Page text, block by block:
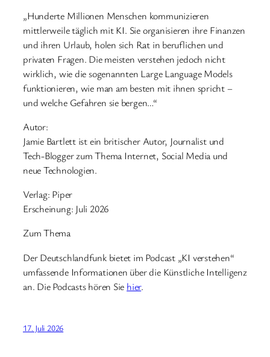
„Hunderte Millionen Menschen kommunizieren
mittlerweile täglich mit KI. Sie organisieren ihre Finanzen
und ihren Urlaub, holen sich Rat in beruflichen und
privaten Fragen. Die meisten verstehen jedoch nicht
wirklich, wie die sogenannten Large Language Models
funktionieren, wie man am besten mit ihnen spricht –
und welche Gefahren sie bergen…“
Autor:
Jamie Bartlett ist ein britischer Autor, Journalist und
Tech-Blogger zum Thema Internet, Social Media und
neue Technologien.
Verlag: Piper
Erscheinung: Juli 2026
Zum Thema
Der Deutschlandfunk bietet im Podcast „KI verstehen“
umfassende Informationen über die Künstliche Intelligenz
an. Die Podcasts hören Sie hier.
17. Juli 2026